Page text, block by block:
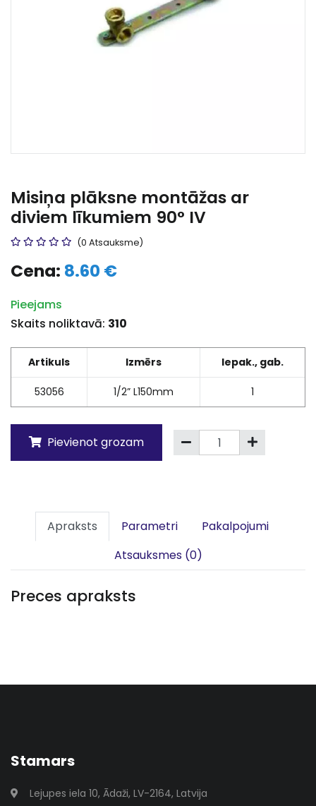
Misiņa plāksne montāžas ar
diviem līkumiem 90° IV
(0 Atsauksme)
Cena: 8.60 €
Pieejams
Skaits noliktavā: 310
Artikuls Izmērs Iepak., gab.
53056 1/2” L150mm 1
Pievienot grozam
Apraksts Parametri
Pakalpojumi
Atsauksmes (0)
Preces apraksts
Stamars
Lejupes iela 10, Ādaži, LV-2164, Latvija